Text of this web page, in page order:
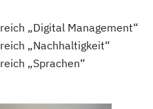
„Digital Management“
„Nachhaltigkeit“
„Sprachen“